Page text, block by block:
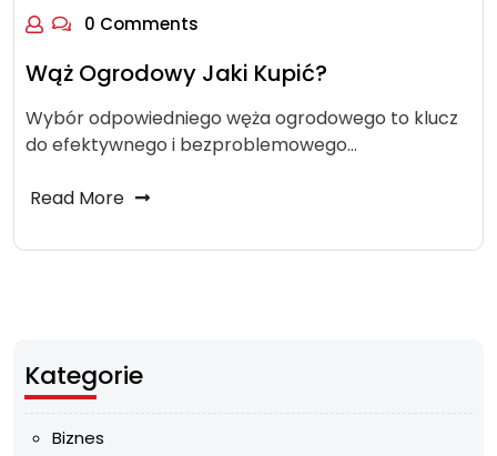
0 Comments
Wąż Ogrodowy Jaki Kupić?
Wybór odpowiedniego węża ogrodowego to klucz
do efektywnego i bezproblemowego…
Read More
Kategorie
Biznes